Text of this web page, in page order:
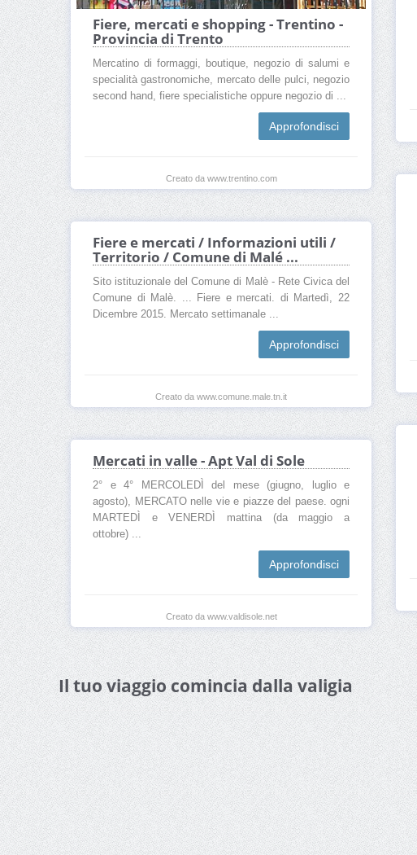
Fiere, mercati e shopping - Trentino -
Provincia di Trento
Mercatino di formaggi, boutique, negozio di salumi e
specialità gastronomiche, mercato delle pulci, negozio
second hand, fiere specialistiche oppure negozio di ...
Approfondisci
Creato da www.trentino.com
Fiere e mercati / Informazioni utili /
Territorio / Comune di Malé ...
Sito istituzionale del Comune di Malè - Rete Civica del
Comune di Malè. ... Fiere e mercati. di Martedì, 22
Dicembre 2015. Mercato settimanale ...
Approfondisci
Creato da www.comune.male.tn.it
Mercati in valle - Apt Val di Sole
2° e 4° MERCOLEDÌ del mese (giugno, luglio e
agosto), MERCATO nelle vie e piazze del paese. ogni
MARTEDÌ e VENERDÌ mattina (da maggio a
ottobre) ...
Approfondisci
Creato da www.valdisole.net
Il tuo viaggio comincia dalla valigia